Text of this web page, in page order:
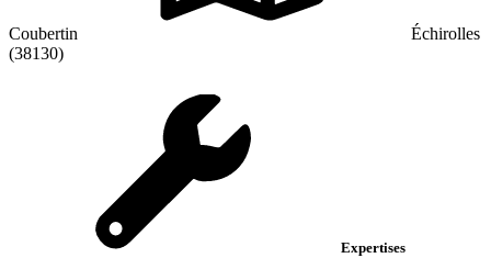
Coubertin
Échirolles
(38130)
Expertises